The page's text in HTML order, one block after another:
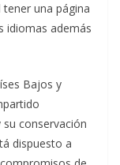
una página
idiomas además
Bajos y
conservación
dispuesto a